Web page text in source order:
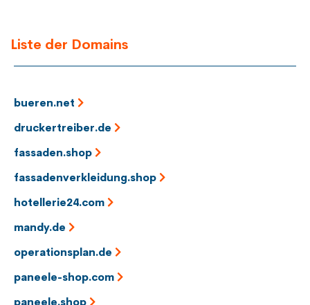
Liste der Domains
bueren.net
druckertreiber.de
fassaden.shop
fassadenverkleidung.shop
hotellerie24.com
mandy.de
operationsplan.de
paneele-shop.com
paneele.shop